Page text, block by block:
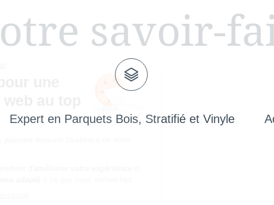
savoir-
Expert en Parquets Bois, Stratifié et Vinyle